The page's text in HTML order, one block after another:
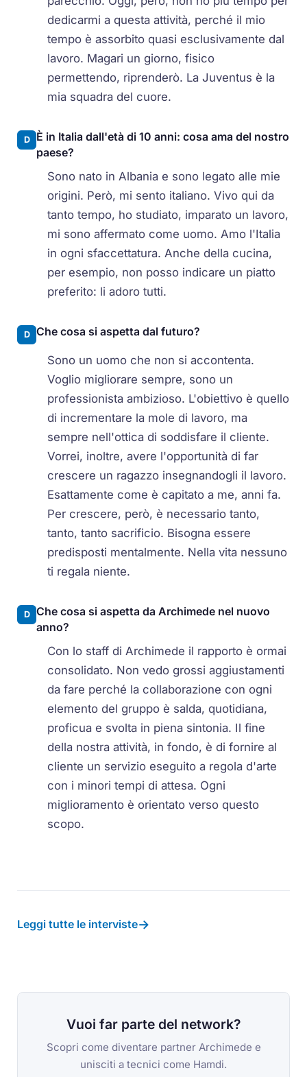
dedicarmi a questa attività, perché il mio
tempo è assorbito quasi esclusivamente dal
lavoro. Magari un giorno, fisico
permettendo, riprenderò. La Juventus è la
mia squadra del cuore.
D
È in Italia dall'età di 10 anni: cosa ama del nostro
paese?
Sono nato in Albania e sono legato alle mie
origini. Però, mi sento italiano. Vivo qui da
tanto tempo, ho studiato, imparato un lavoro,
mi sono affermato come uomo. Amo l'Italia
in ogni sfaccettatura. Anche della cucina,
per esempio, non posso indicare un piatto
preferito: li adoro tutti.
D Che cosa si aspetta dal futuro?
Sono un uomo che non si accontenta.
Voglio migliorare sempre, sono un
professionista ambizioso. L'obiettivo è quello
di incrementare la mole di lavoro, ma
sempre nell'ottica di soddisfare il cliente.
Vorrei, inoltre, avere l'opportunità di far
crescere un ragazzo insegnandogli il lavoro.
Esattamente come è capitato a me, anni fa.
Per crescere, però, è necessario tanto,
tanto, tanto sacrificio. Bisogna essere
predisposti mentalmente. Nella vita nessuno
ti regala niente.
D
Che cosa si aspetta da Archimede nel nuovo
anno?
Con lo staff di Archimede il rapporto è ormai
consolidato. Non vedo grossi aggiustamenti
da fare perché la collaborazione con ogni
elemento del gruppo è salda, quotidiana,
proficua e svolta in piena sintonia. Il fine
della nostra attività, in fondo, è di fornire al
cliente un servizio eseguito a regola d'arte
con i minori tempi di attesa. Ogni
miglioramento è orientato verso questo
scopo.
Leggi tutte le interviste→
Vuoi far parte del network?
Scopri come diventare partner Archimede e
unisciti a tecnici come Hamdi.